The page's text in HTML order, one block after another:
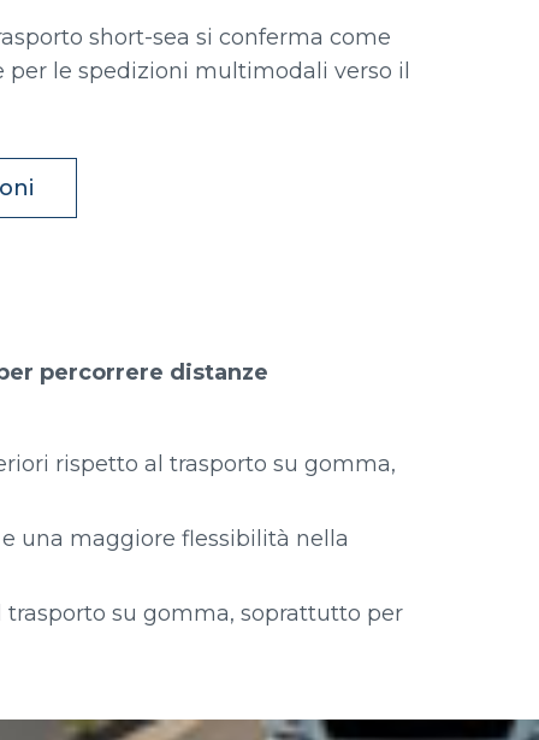
short-sea si conferma come
le spedizioni multimodali verso il
percorrere distanze
rispetto al trasporto su gomma,
una maggiore flessibilità nella
su gomma, soprattutto per